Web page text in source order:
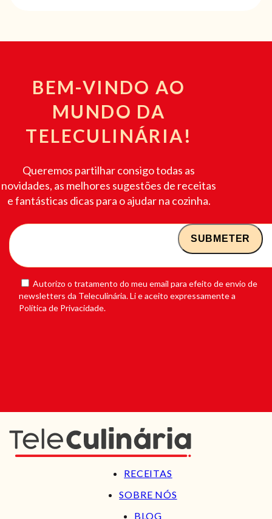
BEM-VINDO AO
MUNDO DA
TELECULINÁRIA!
Queremos partilhar consigo todas as
novidades, as melhores sugestões de receitas
e fantásticas dicas para o ajudar na cozinha.
Autorizo o tratamento do meu email para efeito de envio de
newsletters da Teleculinária. Li e aceito expressamente a
Política de Privacidade.
RECEITAS
SOBRE NÓS
BLOG